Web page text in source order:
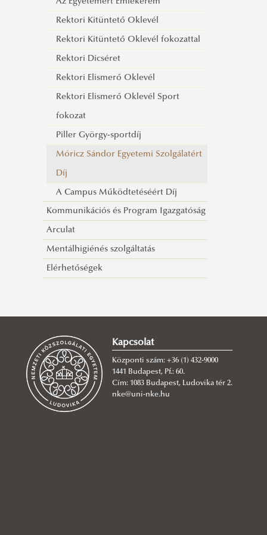
Németh András
Kiss Dávid
Szánti Gábor
doktorjelölt
Bolyai+, fiatal oktatók, kutatók
"A" keret, mesterképzés
"B" keret, doktorandusz,
doktorjelölt
"C" keret, fiatal oktatók, kutatók
Rektori Kitüntető Oklevél
Rektori Kitüntető Oklevél fokozattal
Rektori Dicséret
Rektori Elismerő Oklevél
Rektori Elismerő Oklevél Sport
fokozat
Piller György-sportdíj
Móricz Sándor Egyetemi Szolgálatért
Díj
A Campus Működtetéséért Díj
Kommunikációs és Program Igazgatóság
Arculat
Mentálhigiénés szolgáltatás
Elérhetőségek
Kapcsolat
Központi szám: +36 (1) 432-9000
1441 Budapest, Pf.: 60.
Cím: 1083 Budapest, Ludovika tér 2.
nke@uni-nke.hu